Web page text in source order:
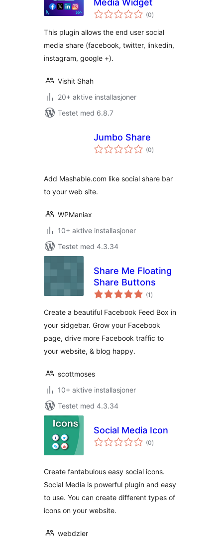
Media Widget
(0totale
vurderinger
)
This plugin allows the end user social
media share (facebook, twitter, linkedin,
instagram, google +).
Vishit Shah
20+ aktive installasjoner
Testet med 6.8.7
Jumbo Share
(0totale
vurderinger
)
Add Mashable.com like social share bar
to your web site.
WPManiax
10+ aktive installasjoner
Testet med 4.3.34
Share Me Floating
Share Buttons
(1 totale
vurderinger
)
Create a beautiful Facebook Feed Box in
your sidgebar. Grow your Facebook
page, drive more Facebook traffic to
your website, & blog happy.
scottmoses
10+ aktive installasjoner
Testet med 4.3.34
Social Media Icon
(0totale
vurderinger
)
Create fantabulous easy social icons.
Social Media is powerful plugin and easy
to use. You can create different types of
icons on your website.
webdzier